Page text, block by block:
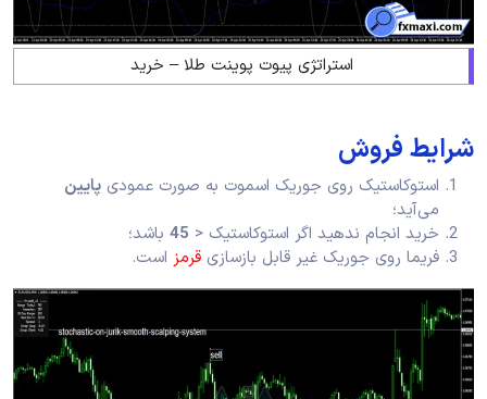
استراتژی پیوت پوینت طلا – خرید
شرایط فروش
استوکاستیک روی جوریک اسموت به صورت عمودی پایین
می‌آید؛
خرید انجام ندهید اگر استوکاستیک < 45 باشد؛
فریما روی جوریک غیر قابل بازسازی قرمز است.